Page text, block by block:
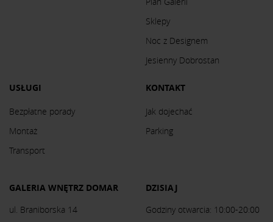
Sklepy
Noc z Designem
Jesienny Dobrostan
USŁUGI
Bezpłatne porady
Montaż
Transport
KONTAKT
Jak dojechać
Parking
GALERIA WNĘTRZ DOMAR
ul. Braniborska 14
DZISIAJ
Godziny otwarcia: 10:00-20:00